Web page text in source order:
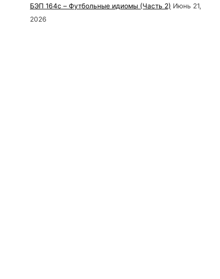
БЭП 164c – Футбольные идиомы (Часть 2) Июнь 21,
2026